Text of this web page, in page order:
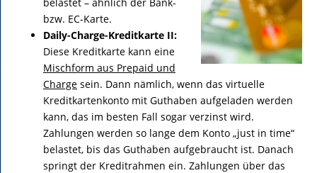
bzw. EC-Karte.
Daily-Charge-Kreditkarte II:
Diese Kreditkarte kann eine
Mischform aus Prepaid und
Charge sein. Dann nämlich, wenn das virtuelle
Kreditkartenkonto mit Guthaben aufgeladen werden
kann, das im besten Fall sogar verzinst wird.
Zahlungen werden so lange dem Konto „just in time“
belastet, bis das Guthaben aufgebraucht ist. Danach
springt der Kreditrahmen ein. Zahlungen über das